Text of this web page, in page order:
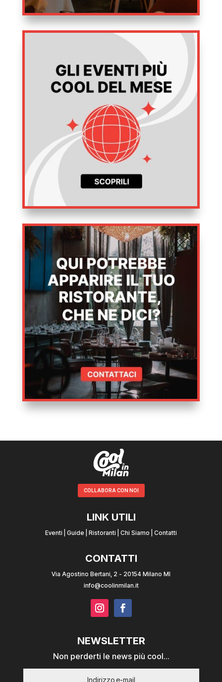
COLLABORA CON NOI
LINK UTILI
Eventi Guide Ristoranti Chi Siamo Contatti
CONTATTI
Via Agostino Bertani, 2 - 20154 Milano MI
info@coolinmilan.it
NEWSLETTER
Non perderti le news più cool...